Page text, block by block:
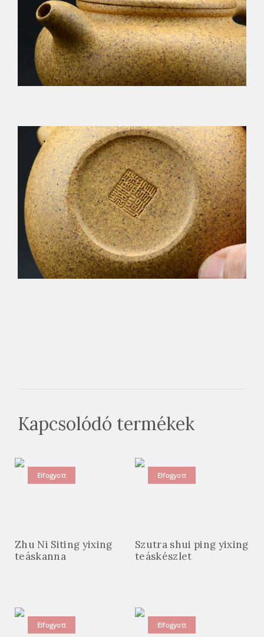
Kapcsolódó termékek
Elfogyott
Zhu Ni Siting yixing
teáskanna
Elfogyott
Szutra shui ping yixing
teáskészlet
Elfogyott Elfogyott